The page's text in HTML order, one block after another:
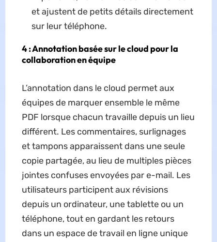
et ajustent de petits détails directement
sur leur téléphone.
4 : Annotation basée sur le cloud pour la
collaboration en équipe
L’annotation dans le cloud permet aux
équipes de marquer ensemble le même
PDF lorsque chacun travaille depuis un lieu
différent. Les commentaires, surlignages
et tampons apparaissent dans une seule
copie partagée, au lieu de multiples pièces
jointes confuses envoyées par e-mail. Les
utilisateurs participent aux révisions
depuis un ordinateur, une tablette ou un
téléphone, tout en gardant les retours
dans un espace de travail en ligne unique